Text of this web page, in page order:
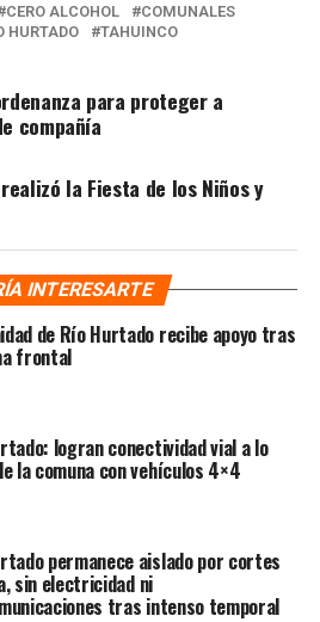
CERO ALCOHOL
COMUNALES
HURTADO TAHUINCO
para proteger a
compañía
la Fiesta de los Niños y
INTERESARTE
de Río Hurtado recibe apoyo tras
frontal
logran conectividad vial a lo
la comuna con vehículos 4×4
permanece aislado por cortes
sin electricidad ni
tras intenso temporal